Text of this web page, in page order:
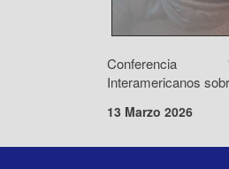
Conferencia
Interamericanos
13 Marzo 2026